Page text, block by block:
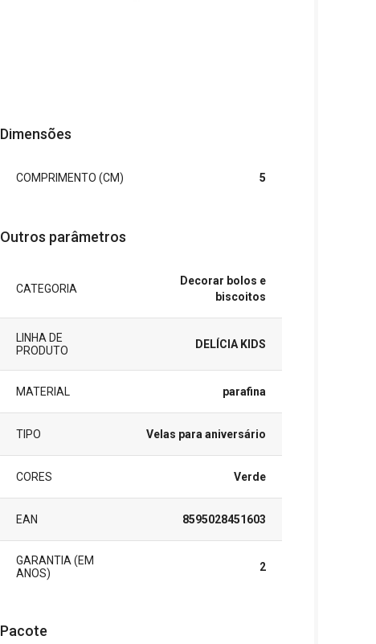
Dimensões
COMPRIMENTO (CM) 5
Outros parâmetros
CATEGORIA
Decorar bolos e
biscoitos
LINHA DE
PRODUTO
DELÍCIA KIDS
MATERIAL parafina
TIPO Velas para aniversário
CORES Verde
EAN 8595028451603
GARANTIA (EM
ANOS)
2
Pacote